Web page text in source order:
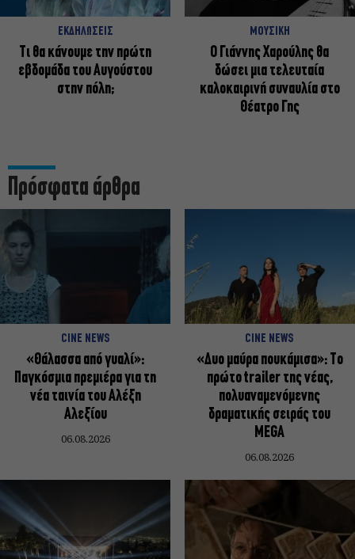
ΕΚΔΗΛΩΣΕΙΣ
Τι θα κάνουμε την πρώτη
εβδομάδα του Αυγούστου
στην πόλη;
ΜΟΥΣΙΚΗ
Ο Γιάννης Χαρούλης θα
δώσει μια τελευταία
καλοκαιρινή συναυλία στο
Θέατρο Γης
Πρόσφατα άρθρα
CINE NEWS
«Θάλασσα από γυαλί»:
Παγκόσμια πρεμιέρα για τη
νέα ταινία του Αλέξη
Αλεξίου
06.08.2026
CINE NEWS
«Δυο μαύρα πουκάμισα»: Το
πρώτο trailer της νέας,
πολυαναμενόμενης
δραματικής σειράς του
MEGA
06.08.2026